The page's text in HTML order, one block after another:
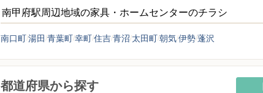
南甲府駅周辺地域の家具・ホームセンターのチラシ
南口町湯田 青葉町幸町住吉青沼 太田町朝気伊勢蓬沢
都道府県から探す